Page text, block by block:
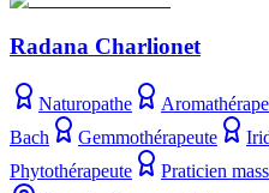
Radana Charlionet
Naturopathe
Bach
Gemmothérapeute
Phytothérapeute
Praticien